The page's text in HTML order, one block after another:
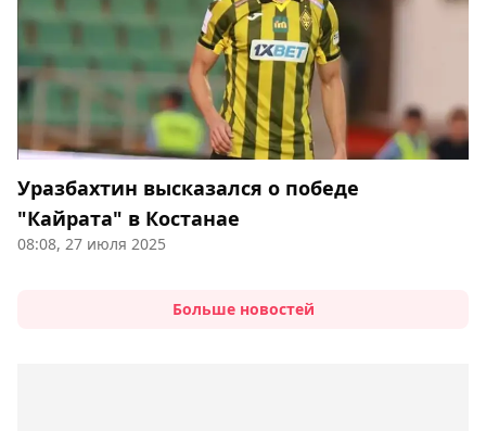
Уразбахтин высказался о победе
"Кайрата" в Костанае
08:08, 27 июля 2025
Больше новостей